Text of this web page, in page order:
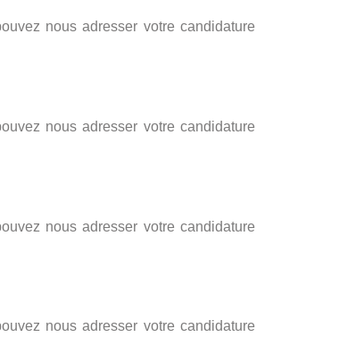
nous adresser votre candidature
nous adresser votre candidature
nous adresser votre candidature
nous adresser votre candidature